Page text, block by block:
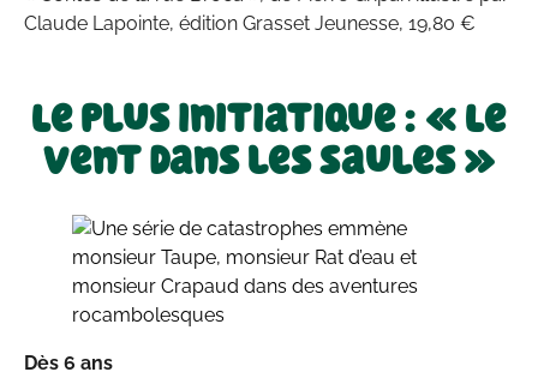
Claude Lapointe, édition Grasset Jeunesse, 19,80 €
Le plus initiatique : « Le
Vent dans les saules »
Dès 6 ans